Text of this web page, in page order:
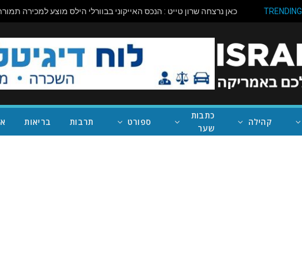
TRENDING
קהילה
כתבות
שער
ספורט תרבות בריאות